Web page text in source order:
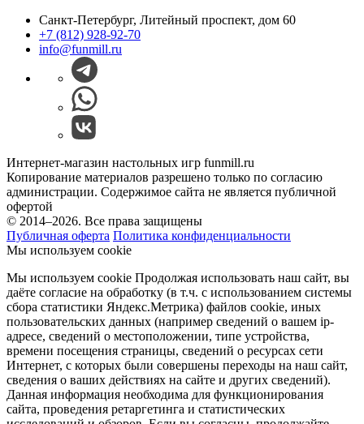
Санкт-Петербург, Литейный проспект, дом 60
+7 (812) 928-92-70
info@funmill.ru
Интернет-магазин настольных игр funmill.ru
Копирование материалов разрешено только по согласию
администрации. Содержимое сайта не является публичной
офертой
© 2014–2026. Все права защищены
Публичная оферта Политика конфиденциальности
Мы используем cookie
Мы используем cookie Продолжая использовать наш cайт, вы
даёте согласие на обработку (в т.ч. с использованием системы
сбора статистики Яндекс.Метрика) файлов cookie, иных
пользовательских данных (например сведений о вашем ip-
адресе, сведений о местоположении, типе устройства,
времени посещения страницы, сведений о ресурсах сети
Интернет, с которых были совершены переходы на наш сайт,
сведения о ваших действиях на сайте и других сведений).
Данная информация необходима для функционирования
сайта, проведения ретаргетинга и статистических